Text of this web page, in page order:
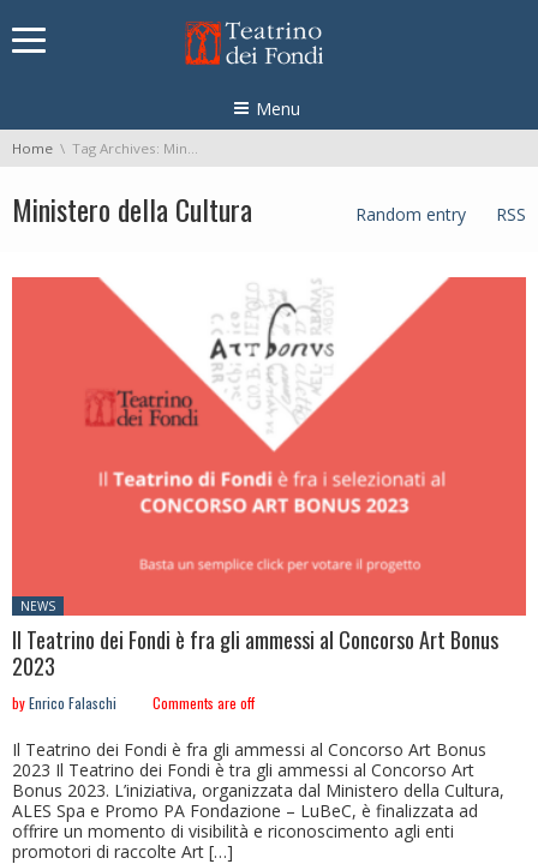
Menu
You are here:
Home Tag Archives: Ministero della Cultura
Ministero della Cultura Random entry RSS
Posted
in:
NEWS
Il Teatrino dei Fondi è fra gli ammessi al Concorso Art Bonus
2023
byEnrico Falaschi Comments are off
Il Teatrino dei Fondi è fra gli ammessi al Concorso Art Bonus
2023 Il Teatrino dei Fondi è tra gli ammessi al Concorso Art
Bonus 2023. L’iniziativa, organizzata dal Ministero della Cultura,
ALES Spa e Promo PA Fondazione – LuBeC, è finalizzata ad
offrire un momento di visibilità e riconoscimento agli enti
promotori di raccolte Art […]